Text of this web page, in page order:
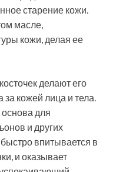
старение кожи.
масле,
кожи, делая ее
делают его
кожей лица и тела.
для
и других
впитывается в
и оказывает